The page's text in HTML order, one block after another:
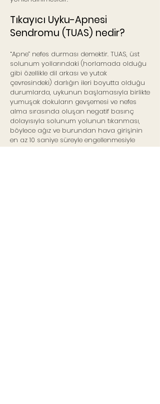
Tıkayıcı Uyku-Apnesi
Sendromu (TUAS) nedir?
“Apne” nefes durması demektir. TUAS, üst
solunum yollarındaki (horlamada olduğu
gibi özellikle dil arkası ve yutak
çevresindeki) darlığın ileri boyutta olduğu
durumlarda, uykunun başlamasıyla birlikte
yumuşak dokuların gevşemesi ve nefes
alma sırasında oluşan negatif basınç
dolayısıyla solunum yolunun tıkanması,
böylece ağız ve burundan hava girişinin
en az 10 saniye süreyle engellenmesiyle
karakterize ciddi bir hastalıktır. Nefes